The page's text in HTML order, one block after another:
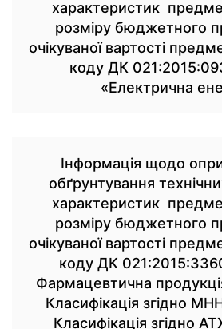
характеристик
розміру бюджетного
очікуваної вартості
коду ДК
«Електрична
Інформація щодо
обґрунтування
характеристик
розміру бюджетного
очікуваної вартості
коду ДК
Фармацевтична
Класифікація згідно
Класифікація згідно